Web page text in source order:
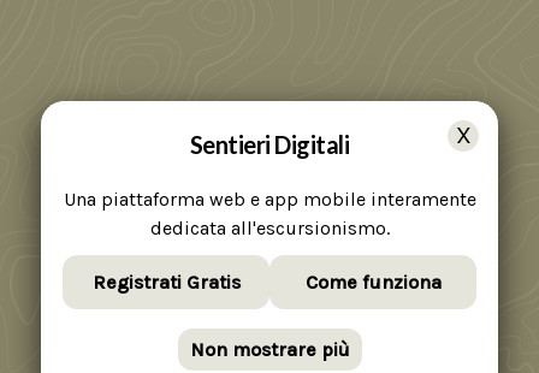
Sentieri Digitali
Una piattaforma web e app mobile interamente
dedicata all'escursionismo.
Registrati Gratis Come funziona
Non mostrare più